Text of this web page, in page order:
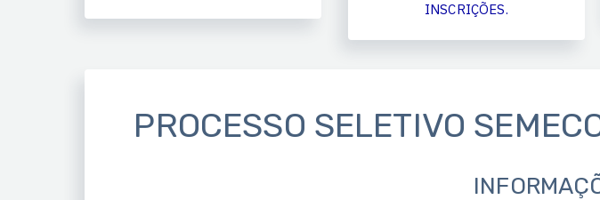
INSCRIÇÕES.
PROCESSO SELETIVO